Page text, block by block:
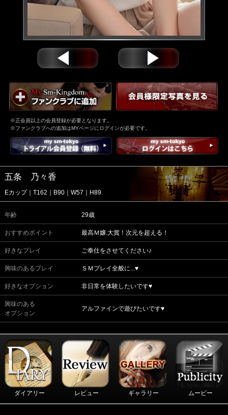
※正会員以上の会員登録が必要となります。
※ファンクラブへの追加はMYページにログインが必要です。
五条 乃々香
Eカップ｜T162｜B90｜W57｜H89
年齢 29歳
おすすめポイント 最高Ｍ嬢.大賞！次元を超える！
好きなプレイ ご奉仕をさせてください♪
興味のあるプレイ ＳＭプレイ全般に...♥
好きなオプション 非日常を体験したいです♥
興味のある
オプション
アルファインで遊びたいです♥
ダイアリー レビュー ギャラリー ムービー